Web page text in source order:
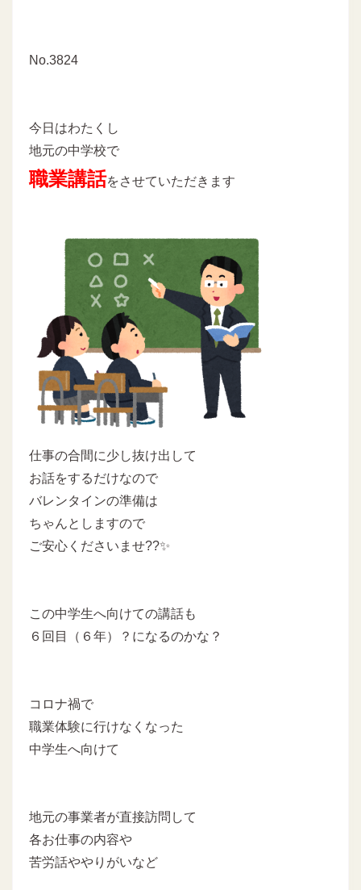
No.3824
今日はわたくし
地元の中学校で
職業講話をさせていただきます
仕事の合間に少し抜け出して
お話をするだけなので
バレンタインの準備は
ちゃんとしますので
ご安心くださいませ??✨
この中学生へ向けての講話も
６回目（６年）？になるのかな？
コロナ禍で
職業体験に行けなくなった
中学生へ向けて
地元の事業者が直接訪問して
各お仕事の内容や
苦労話ややりがいなど